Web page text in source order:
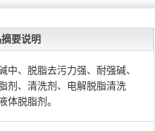
要说明
中、脱脂去污力强、耐强碱、
剂、清洗剂、电解脱脂清洗
体脱脂剂。